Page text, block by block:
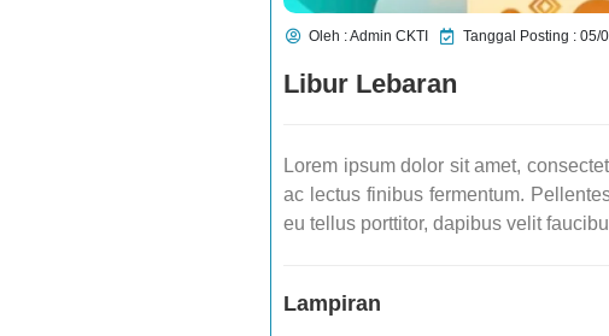
Oleh : Admin CKTI Tanggal Posting : 05/
Libur Lebaran
Lorem ipsum dolor sit amet,
ac lectus finibus fermentum.
eu tellus porttitor, dapibus velit
Lampiran